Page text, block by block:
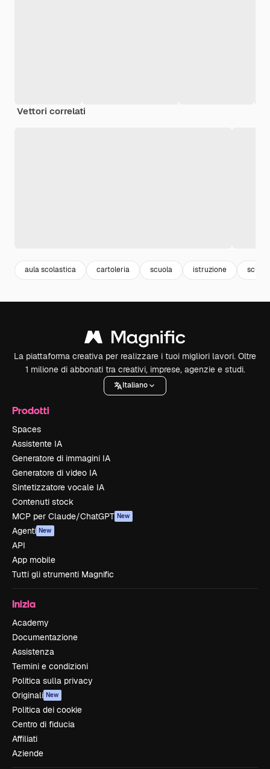
Vettori correlati
aula scolastica cartoleria scuola istruzione school
La piattaforma creativa per realizzare i tuoi migliori lavori. Oltre
1 milione di abbonati tra creativi, imprese, agenzie e studi.
Italiano
Prodotti
Spaces
Assistente IA
Generatore di immagini IA
Generatore di video IA
Sintetizzatore vocale IA
Contenuti stock
MCP per Claude/ChatGPT New
Agenti New
API
App mobile
Tutti gli strumenti Magnific
Inizia
Academy
Documentazione
Assistenza
Termini e condizioni
Politica sulla privacy
Originali New
Politica dei cookie
Centro di fiducia
Affiliati
Aziende